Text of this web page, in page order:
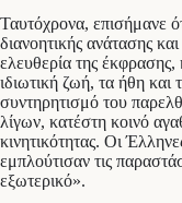
Ταυτόχρονα, επισήμανε
διανοητικής ανάτασης
ελευθερία της
ιδιωτική ζωή, τα ήθη
συντηρητισμό του
λίγων, κατέστη κοινό
κινητικότητας. Οι
εμπλούτισαν τις
εξωτερικό».